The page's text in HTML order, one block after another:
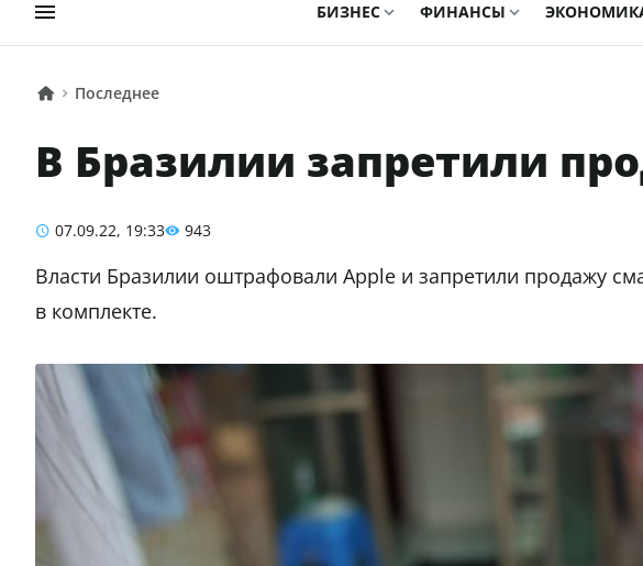
БИЗНЕС ФИНАНСЫ
Последнее
В Бразилии запретили
07.09.22, 19:33 943
Власти Бразилии оштрафовали Apple и запретили продажу
в комплекте.